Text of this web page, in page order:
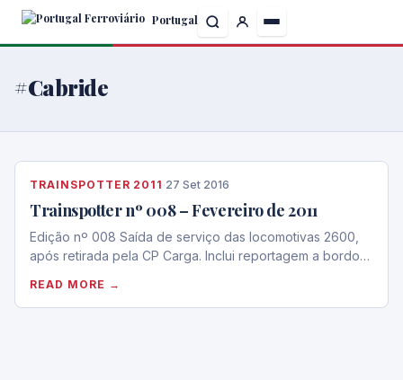
Skip
content
Portugal
#Cabride
TRAINSPOTTER 2011 ·27 Set 2016
Trainspotter nº 008 – Fevereiro de 2011
Edição nº 008 Saída de serviço das locomotivas 2600,
após retirada pela CP Carga. Inclui reportagem a bordo…
READ MORE →